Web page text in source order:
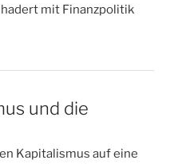
mit Finanzpolitik
und die
Kapitalismus auf eine